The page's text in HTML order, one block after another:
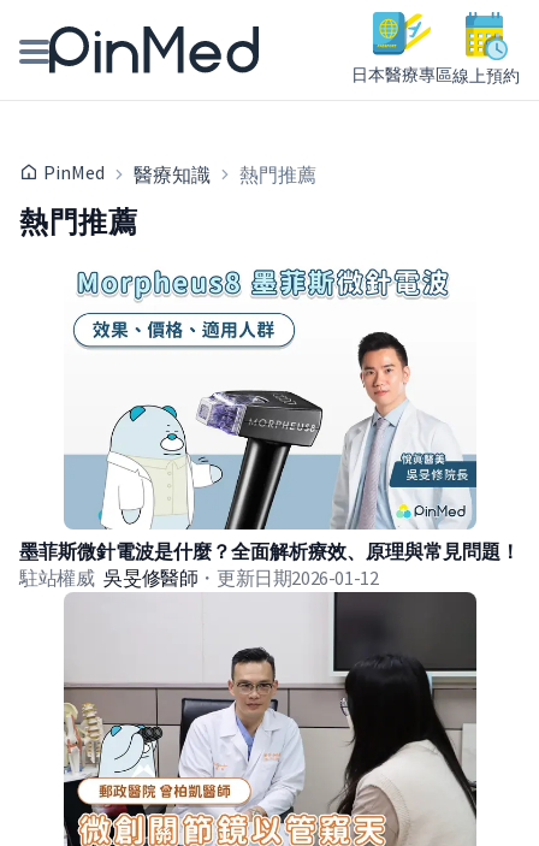
日本醫療專區線上預約
我是醫療人員
PinMed 醫療知識 熱門推薦
熱門推薦
墨菲斯微針電波是什麼？全面解析療效、原理與常見問題！
駐站權威 吳旻修醫師 ・更新日期2026-01-12